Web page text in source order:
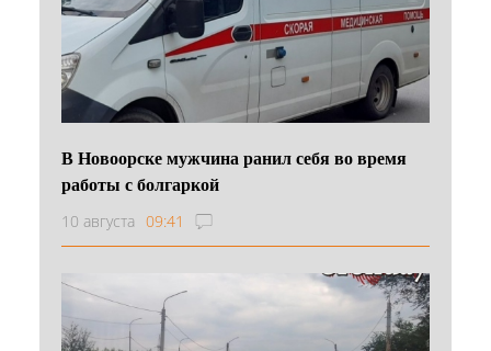
В Новоорске мужчина ранил себя во время
работы с болгаркой
10 августа 09:41